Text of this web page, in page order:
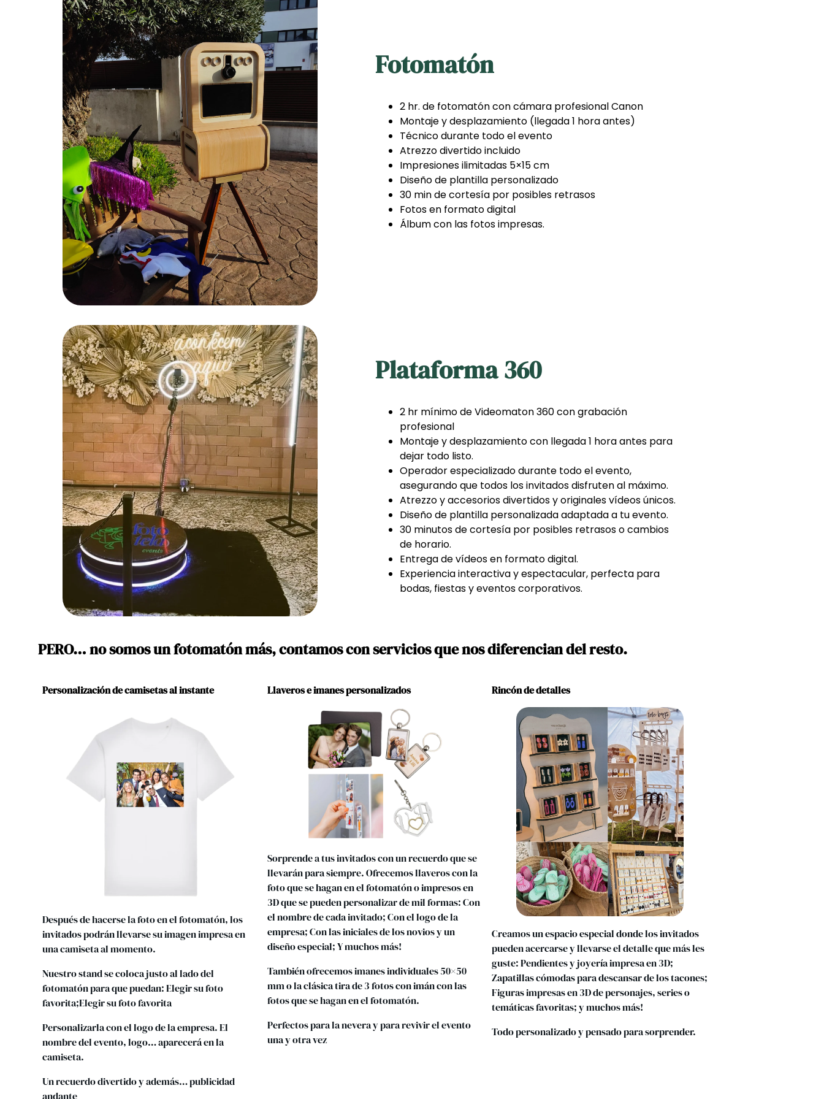
Fotomatón
2 hr. de fotomatón con cámara profesional Canon
Montaje y desplazamiento (llegada 1 hora antes)
Técnico durante todo el evento
Atrezzo divertido incluido
Impresiones ilimitadas 5×15 cm
Diseño de plantilla personalizado
30 min de cortesía por posibles retrasos
Fotos en formato digital
Álbum con las fotos impresas.
Plataforma 360
2 hr mínimo de Videomaton 360 con grabación
profesional
Montaje y desplazamiento con llegada 1 hora antes para
dejar todo listo.
Operador especializado durante todo el evento,
asegurando que todos los invitados disfruten al máximo.
Atrezzo y accesorios divertidos y originales vídeos únicos.
Diseño de plantilla personalizada adaptada a tu evento.
30 minutos de cortesía por posibles retrasos o cambios
de horario.
Entrega de vídeos en formato digital.
Experiencia interactiva y espectacular, perfecta para
bodas, fiestas y eventos corporativos.
PERO… no somos un fotomatón más, contamos con serviciosque nos diferencian del resto.
Personalización de camisetas al instante
Después de hacerse la foto en el fotomatón, los
invitados podrán llevarse su imagen impresa en
una camiseta al momento.
Nuestro stand se coloca justo al lado del
fotomatón para que puedan: Elegir su foto
favorita;Elegir su foto favorita
Personalizarla con el logo de la empresa. El
nombre del evento, logo… aparecerá en la
camiseta.
Un recuerdo divertido y además… publicidad
andante
Llaveros e imanes personalizados
Sorprende a tus invitados con un recuerdo que se
llevarán para siempre. Ofrecemos llaveros con la
foto que se hagan en el fotomatón o impresos en
3D que se pueden personalizar de mil formas: Con
el nombre de cada invitado; Con el logo de la
empresa; Con las iniciales de los novios y un
diseño especial; Y muchos más!
También ofrecemos imanes individuales 50×50
mm o la clásica tira de 3 fotos con imán con las
fotos que se hagan en el fotomatón.
Perfectos para la nevera y para revivir el evento
una y otra vez
Rincón de detalles
Creamos un espacio especial donde los invitados
pueden acercarse y llevarse el detalle que más les
guste: Pendientes y joyería impresa en 3D;
Zapatillas cómodas para descansar de los tacones;
Figuras impresas en 3D de personajes, series o
temáticas favoritas; y muchos más!
Todo personalizado y pensado para sorprender.